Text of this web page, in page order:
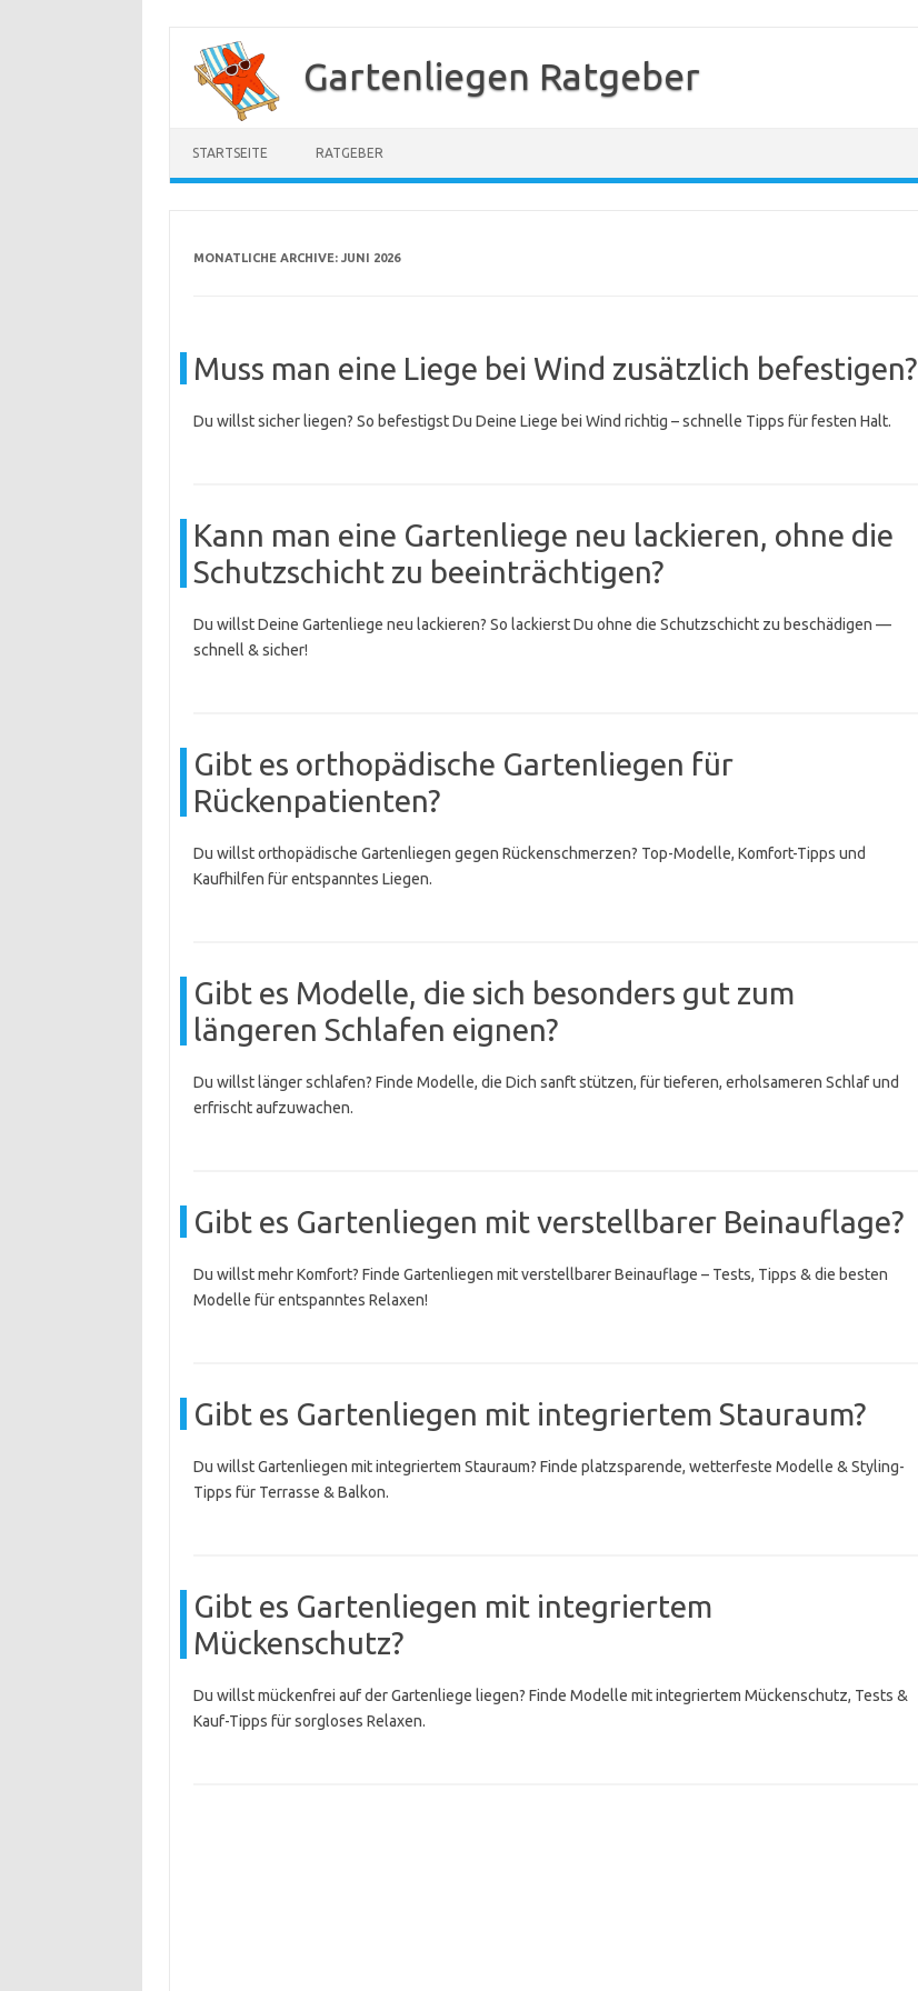
Inhalt
springen
Gartenliegen Ratgeber
STARTSEITE RATGEBER
MONATLICHE ARCHIVE: JUNI 2026
Muss man eine Liege bei Wind zusätzlich befestigen?
Du willst sicher liegen? So befestigst Du Deine Liege bei Wind richtig – schnelle Tipps für festen Halt.
Kann man eine Gartenliege neu lackieren, ohne die
Schutzschicht zu beeinträchtigen?
Du willst Deine Gartenliege neu lackieren? So lackierst Du ohne die Schutzschicht zu beschädigen —
schnell & sicher!
Gibt es orthopädische Gartenliegen für
Rückenpatienten?
Du willst orthopädische Gartenliegen gegen Rückenschmerzen? Top-Modelle, Komfort-Tipps und
Kaufhilfen für entspanntes Liegen.
Gibt es Modelle, die sich besonders gut zum
längeren Schlafen eignen?
Du willst länger schlafen? Finde Modelle, die Dich sanft stützen, für tieferen, erholsameren Schlaf und
erfrischt aufzuwachen.
Gibt es Gartenliegen mit verstellbarer Beinauflage?
Du willst mehr Komfort? Finde Gartenliegen mit verstellbarer Beinauflage – Tests, Tipps & die besten
Modelle für entspanntes Relaxen!
Gibt es Gartenliegen mit integriertem Stauraum?
Du willst Gartenliegen mit integriertem Stauraum? Finde platzsparende, wetterfeste Modelle & Styling-
Tipps für Terrasse & Balkon.
Gibt es Gartenliegen mit integriertem
Mückenschutz?
Du willst mückenfrei auf der Gartenliege liegen? Finde Modelle mit integriertem Mückenschutz, Tests &
Kauf-Tipps für sorgloses Relaxen.